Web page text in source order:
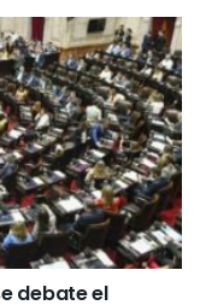
debate el